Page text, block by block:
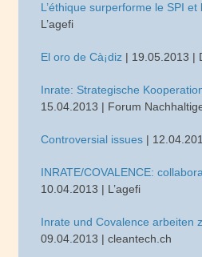
L’éthique surperforme le SPI et
L’agefi
El oro de Cà¡diz | 19.05.2013 |
Inrate: Strategische
15.04.2013 | Forum
Controversial issues |
INRATE/COVALENCE:
10.04.2013 | L’agefi
Inrate und Covalence arbeiten
09.04.2013 | cleantech.ch